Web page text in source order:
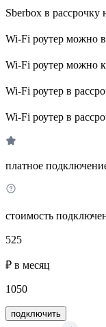
Sberbox в рассрочку
Wi-Fi роутер можно
Wi-Fi роутер можно
Wi-Fi роутер в
Wi-Fi роутер в
платное
стоимость
525
₽ в месяц
1050
подключить